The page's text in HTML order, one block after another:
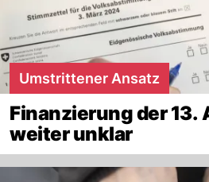
Umstrittener Ansatz
Finanzierung der 13.
weiter unklar